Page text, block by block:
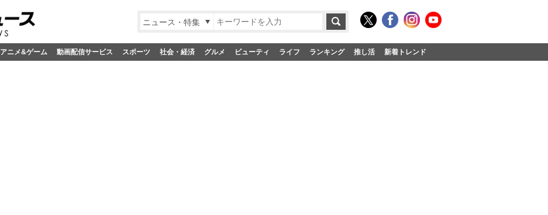
ニュース・特集
アニメ&ゲーム 動画配信サービス スポーツ 社会・経済 グルメ ビューティ ライフ ランキング 推し活 新着トレンド